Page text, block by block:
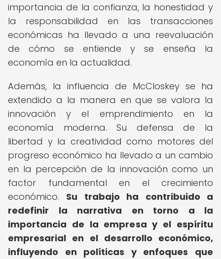
importancia de la confianza, la honestidad y
la responsabilidad en las transacciones
económicas ha llevado a una reevaluación
de cómo se entiende y se enseña la
economía en la actualidad.
Además, la influencia de McCloskey se ha
extendido a la manera en que se valora la
innovación y el emprendimiento en la
economía moderna. Su defensa de la
libertad y la creatividad como motores del
progreso económico ha llevado a un cambio
en la percepción de la innovación como un
factor fundamental en el crecimiento
económico. Su trabajo ha contribuido a
redefinir la narrativa en torno a la
importancia de la empresa y el espíritu
empresarial en el desarrollo económico,
influyendo en políticas y enfoques que